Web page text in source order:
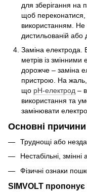
для зберігання на
щоб
використанням. Не
дистильованій або
Заміна електрода.
метрів із
дорожче – заміна
пристрою. На жаль,
що рН-електрод –
використання та
замінювати
Основні
Труднощі або
Нестабільні,
Фізичні ознаки
SIMVOLT